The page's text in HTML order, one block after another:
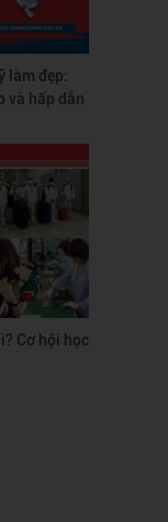
làm đẹp:
và hấp dẫn
Cơ hội học